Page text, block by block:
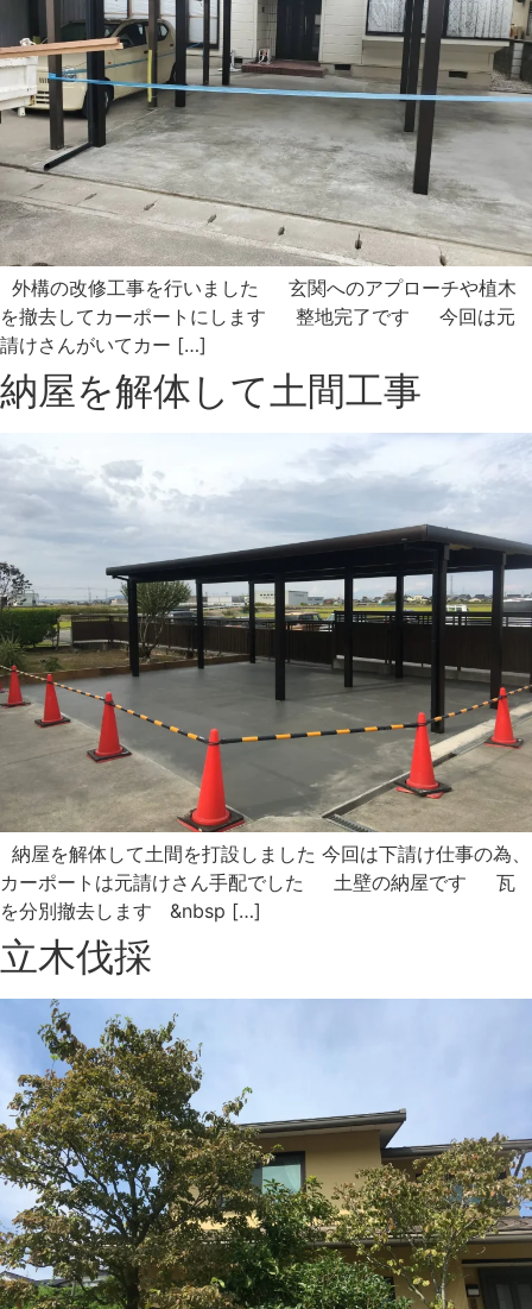
外構の改修工事を行いました 玄関へのアプローチや植木
を撤去してカーポートにします 整地完了です 今回は元
請けさんがいてカー […]
納屋を解体して土間工事
納屋を解体して土間を打設しました 今回は下請け仕事の為、
カーポートは元請けさん手配でした 土壁の納屋です 瓦
を分別撤去します &nbsp […]
立木伐採